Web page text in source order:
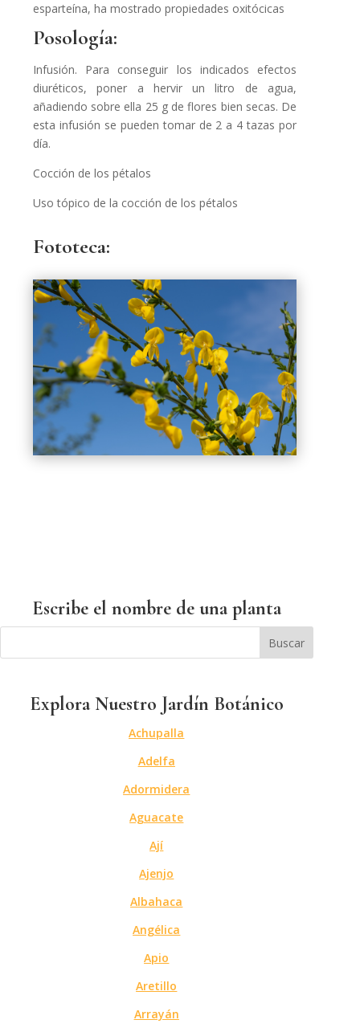
esparteína, ha mostrado propiedades oxitócicas
Posología:
Infusión. Para conseguir los indicados efectos
diuréticos, poner a hervir un litro de agua,
añadiendo sobre ella 25 g de flores bien secas. De
esta infusión se pueden tomar de 2 a 4 tazas por
día.
Cocción de los pétalos
Uso tópico de la cocción de los pétalos
Fototeca:
Escribe el nombre de una planta
Explora Nuestro Jardín Botánico
Achupalla
Adelfa
Adormidera
Aguacate
Ají
Ajenjo
Albahaca
Angélica
Apio
Aretillo
Arrayán